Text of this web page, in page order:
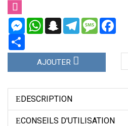
MessengerWhatsAppSnapchatTelegramMessage
AJOUTER
DESCRIPTION
CONSEILS D'UTILISATION